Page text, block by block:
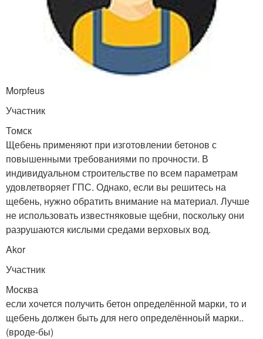
Morpfeus
Участник
Томск
Щебень применяют при изготовлении бетонов с
повышенными требованиями по прочности. В
индивидуальном строительстве по всем параметрам
удовлетворяет ГПС. Однако, если вы решитесь на
щебень, нужно обратить внимание на материал. Лучше
не использовать известняковые щебни, поскольку они
разрушаются кислыми средами верховых вод.
Akor
Участник
Москва
если хочется получить бетон определённой марки, то и
щебень должен быть для него определённоый марки..
(вроде-бы)